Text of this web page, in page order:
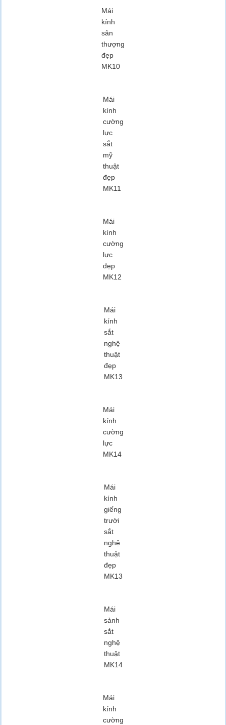
Mái
kính
sân
thượng
đẹp
MK10
Mái
kính
cường
lực
sắt
mỹ
thuật
đẹp
MK11
Mái
kính
cường
lực
đẹp
MK12
Mái
kính
sắt
nghệ
thuật
đẹp
MK13
Mái
kính
cường
lực
MK14
Mái
kính
giếng
trười
sắt
nghệ
thuật
đẹp
MK13
Mái
sảnh
sắt
nghệ
thuật
MK14
Mái
kính
cường